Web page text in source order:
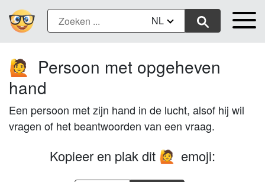
NL
🙋
Persoon met opgeheven
hand
Een persoon met zijn hand in de lucht, alsof hij wil
vragen of het beantwoorden van een vraag.
Kopieer en plak dit 🙋 emoji: